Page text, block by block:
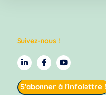
Suivez-nous !
S'abonner à l'infolettre !